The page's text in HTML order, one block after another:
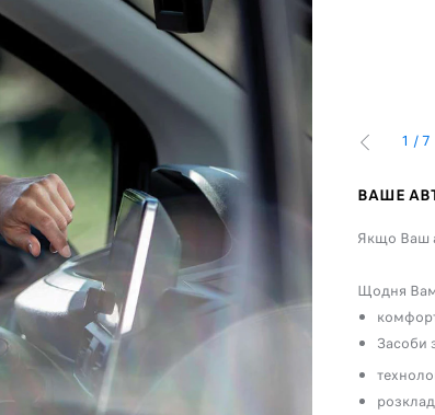
– базовий автомобіль готовий до
відповідно до Ваших найособливіших
ВАШЕ
Якщо Ваш
Щодня Вам
Засоби
1 /7